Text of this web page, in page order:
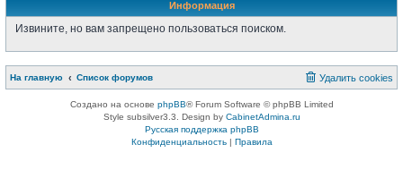
Информация
Извините, но вам запрещено пользоваться поиском.
На главную Список форумов Удалить cookies
Создано на основе phpBB® Forum Software © phpBB Limited
Style subsilver3.3. Design by CabinetAdmina.ru
Русская поддержка phpBB
Конфиденциальность| Правила